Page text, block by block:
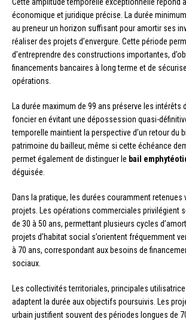
économique et juridique précise. La durée
au preneur un horizon suffisant pour amortir ses
réaliser des projets d’envergure. Cette période
d’entreprendre des constructions importantes,
financements bancaires à long terme et de
opérations.
La durée maximum de 99 ans préserve les intérêts
foncier en évitant une dépossession quasi-
temporelle maintient la perspective d’un retour du
patrimoine du bailleur, même si cette échéance
permet également de distinguer le bail
déguisée.
Dans la pratique, les durées couramment retenues
projets. Les opérations commerciales privilégient
de 30 à 50 ans, permettant plusieurs cycles
projets d’habitat social s’orientent fréquemment
à 70 ans, correspondant aux besoins de
sociaux.
Les collectivités territoriales, principales
adaptent la durée aux objectifs poursuivis. Les
urbain justifient souvent des périodes longues de